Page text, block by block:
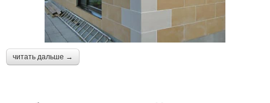
читать дальше →